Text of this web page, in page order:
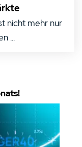
nicht mehr nur
...